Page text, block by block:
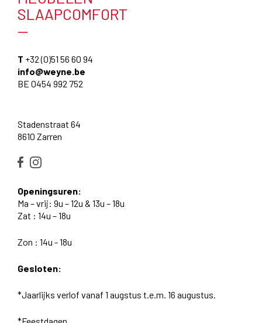
SLAAPCOMFORT
—
T +32 (0)51 56 60 94
info@weyne.be
BE 0454 992 752
Stadenstraat 64
8610 Zarren
Openingsuren:
Ma – vrij: 9u – 12u & 13u – 18u
Zat : 14u – 18u
Zon : 14u - 18u
Gesloten:
*Jaarlijks verlof vanaf 1 augstus t.e.m. 16 augustus.